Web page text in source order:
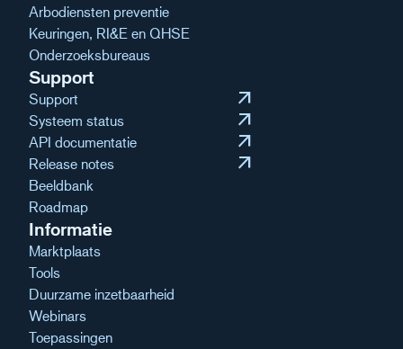
Arbodiensten preventie
Keuringen, RI&E en QHSE
Onderzoeksbureaus
Support
Support arrow_outward
Systeem status arrow_outward
API documentatie arrow_outward
Release notes arrow_outward
Beeldbank
Roadmap
Informatie
Marktplaats
Tools
Duurzame inzetbaarheid
Webinars
Toepassingen